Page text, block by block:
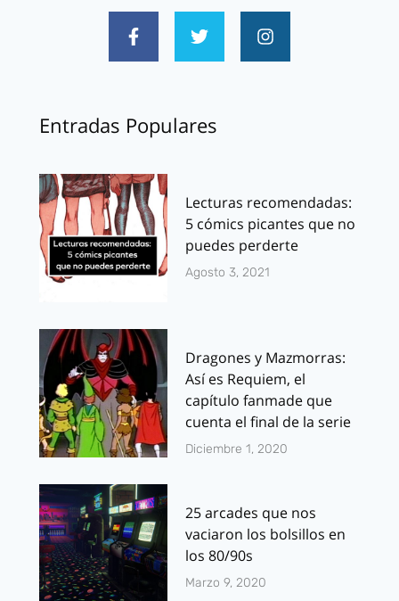
Entradas Populares
Lecturas recomendadas:
5 cómics picantes que no
puedes perderte
Agosto 3, 2021
Dragones y Mazmorras:
Así es Requiem, el
capítulo fanmade que
cuenta el final de la serie
Diciembre 1, 2020
25 arcades que nos
vaciaron los bolsillos en
los 80/90s
Marzo 9, 2020